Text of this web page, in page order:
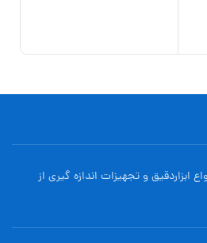
ابزاردقيق و تجهيزات اندازه گیری از